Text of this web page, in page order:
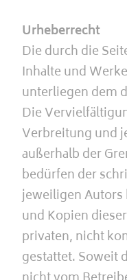
Urheberrecht
Die durch die
Inhalte und
unterliegen dem
Die
Verbreitung und
außerhalb der
bedürfen der
jeweiligen Autors
und Kopien
privaten, nicht
gestattet. Soweit